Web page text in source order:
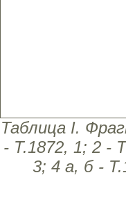
Таблица I.
- Т.1872, 1; 2 -
3; 4 а, б -